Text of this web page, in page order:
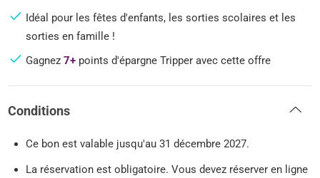
Idéal pour les fêtes d'enfants, les sorties scolaires et les
sorties en famille !
Gagnez7+ points d'épargne Tripper avec cette offre
Conditions
Ce bon est valable jusqu'au 31 décembre 2027.
La réservation est obligatoire. Vous devez réserver en ligne